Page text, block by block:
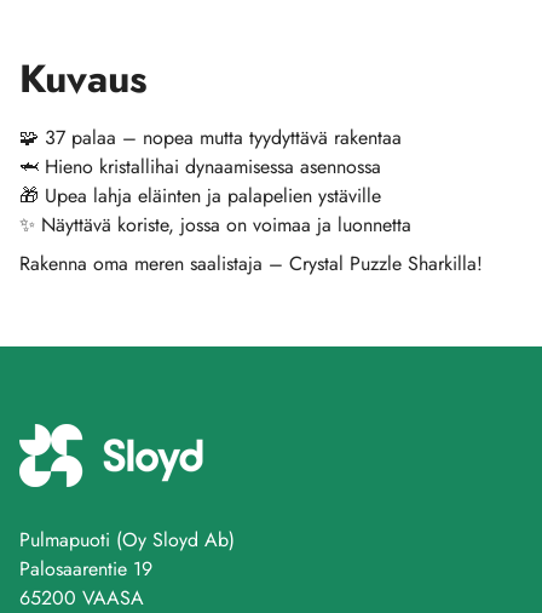
Kuvaus
🧩 37 palaa – nopea mutta tyydyttävä rakentaa
🦈 Hieno kristallihai dynaamisessa asennossa
🎁 Upea lahja eläinten ja palapelien ystäville
✨ Näyttävä koriste, jossa on voimaa ja luonnetta
Rakenna oma meren saalistaja – Crystal Puzzle Sharkilla!
Pulmapuoti (Oy Sloyd Ab)
Palosaarentie 19
65200 VAASA